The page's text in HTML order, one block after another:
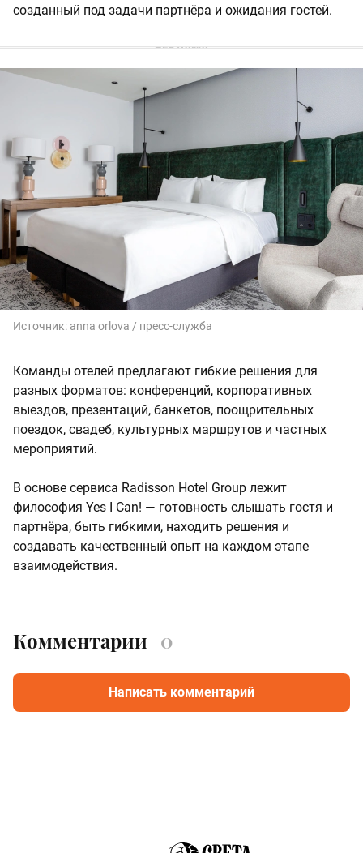
созданный под задачи партнёра и ожидания гостей.
Источник: anna orlova / пресс-служба
Команды отелей предлагают гибкие решения для
разных форматов: конференций, корпоративных
выездов, презентаций, банкетов, поощрительных
поездок, свадеб, культурных маршрутов и частных
мероприятий.
В основе сервиса Radisson Hotel Group лежит
философия Yes I Can! — готовность слышать гостя и
партнёра, быть гибкими, находить решения и
создавать качественный опыт на каждом этапе
взаимодействия.
Комментарии 0
Написать комментарий